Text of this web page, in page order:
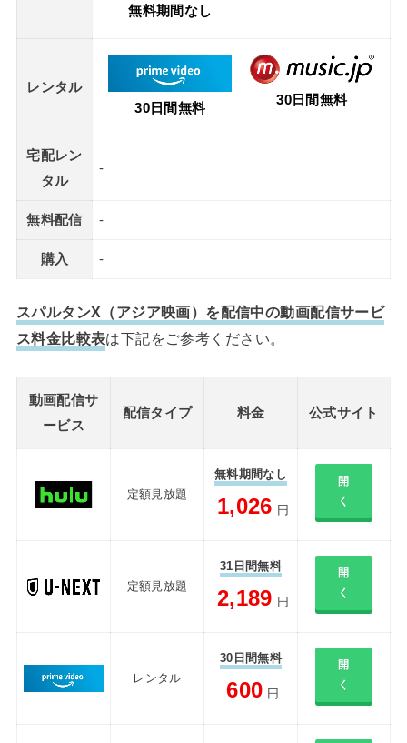
無料期間なし
レンタル
30日間無料
30日間無料
宅配レン
タル
-
無料配信 -
購入 -
スパルタンX（アジア映画）を配信中の動画配信サービ
ス料金比較表は下記をご参考ください。
動画配信サ
ービス
配信タイプ 料金 公式サイト
定額見放題
無料期間なし
1,026 円
開
く
定額見放題
31日間無料
2,189 円
開
く
レンタル
30日間無料
600 円
開
く